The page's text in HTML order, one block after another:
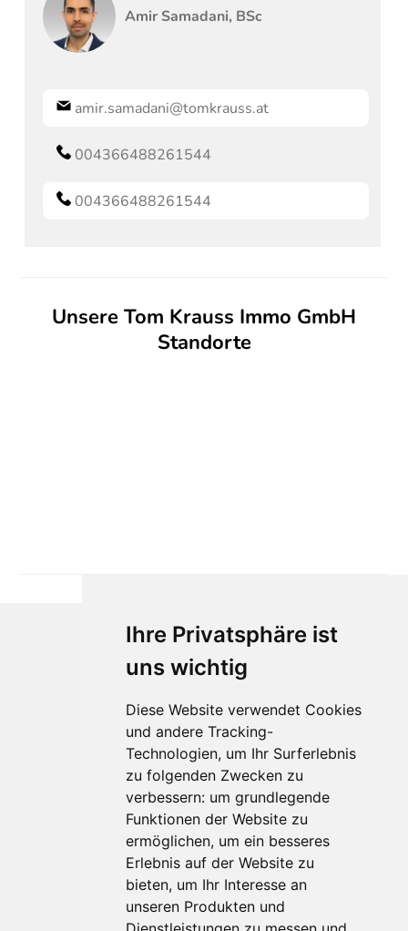
Ihre Privatsphäre ist
uns wichtig
Diese Website verwendet Cookies
und andere Tracking-
Technologien, um Ihr Surferlebnis
zu folgenden Zwecken zu
verbessern: um grundlegende
Funktionen der Website zu
ermöglichen, um ein besseres
Erlebnis auf der Website zu
bieten, um Ihr Interesse an
unseren Produkten und
Amir Samadani, BSc
amir.samadani@tomkrauss.at
004366488261544
004366488261544
Unsere Tom Krauss Immo GmbH
Standorte
Für Makler:innen
Über Uns
Vorteile
Kontakt
Software Partner
Teilnahme